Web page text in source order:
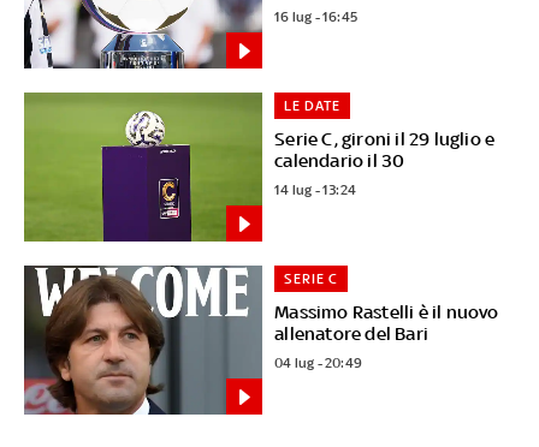
16 lug - 16:45
Serie C, gironi il 29 luglio e
calendario il 30
LE DATE
14 lug - 13:24
Massimo Rastelli è il nuovo
allenatore del Bari
SERIE C
04 lug - 20:49